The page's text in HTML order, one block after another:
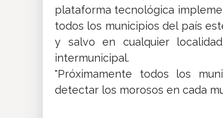
plataforma tecnológica
todos los municipios del país
y salvo en cualquier
intermunicipal.
"Próximamente todos los
detectar los morosos en cada